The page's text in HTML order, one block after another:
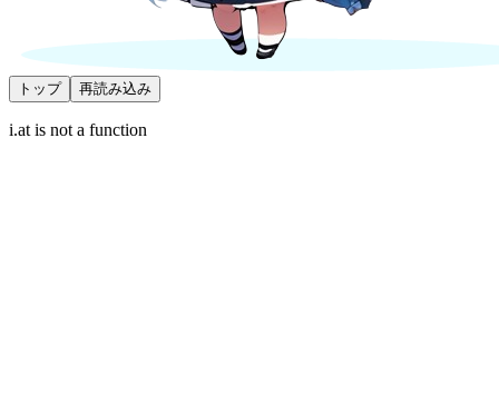
トップ 再読み込み
i.at is not a function